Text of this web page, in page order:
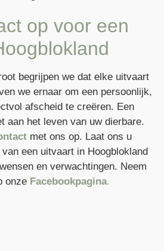
op voor een
begrijpen we dat elke uitvaart
we ernaar om een persoonlijk,
afscheid te creëren. Een
aan het leven van uw dierbare.
met ons op. Laat ons u
een uitvaart in Hoogblokland
en verwachtingen. Neem
onze Facebookpagina.